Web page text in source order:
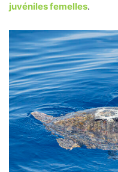
juvéniles femelles.